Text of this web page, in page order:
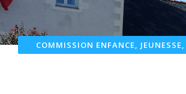
COMMISSION ENFANCE,